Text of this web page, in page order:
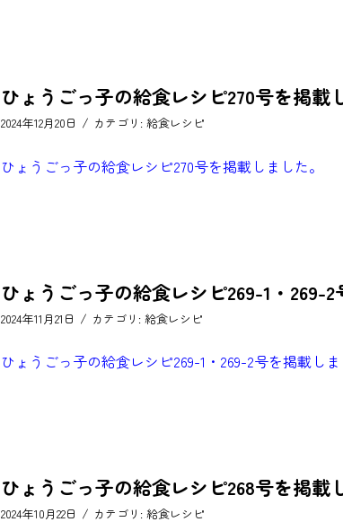
ひょうごっ子の給食レシピ270号を掲載
2024年12月20日 / カテゴリ:給食レシピ
ひょうごっ子の給食レシピ270号を掲載しました。
ひょうごっ子の給食レシピ269-1・269-2
2024年11月21日 / カテゴリ:給食レシピ
ひょうごっ子の給食レシピ269-1・269-2号を掲載しま
ひょうごっ子の給食レシピ268号を掲載
2024年10月22日 / カテゴリ:給食レシピ